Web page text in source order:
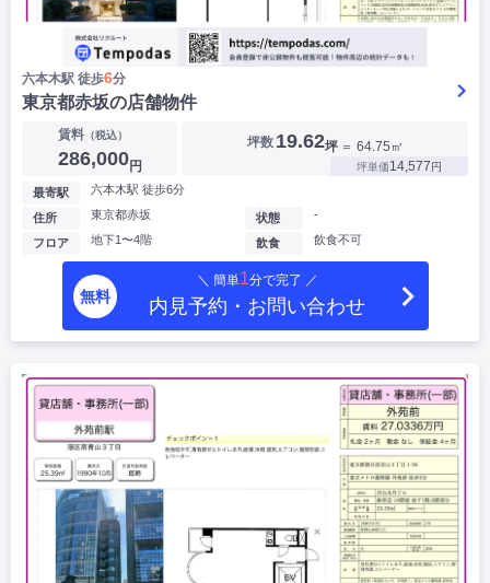
六本木駅 徒歩6分
東京都赤坂の店舗物件
賃料（税込）
286,000円
坪数 19.62坪 ＝ 64.75㎡
坪単価14,577円
最寄駅 六本木駅 徒歩6分
住所 東京都赤坂
フロア 地下1〜4階
状態 -
飲食 飲食不可
無料
＼ 簡単1分で完了 ／
内見予約・お問い合わせ